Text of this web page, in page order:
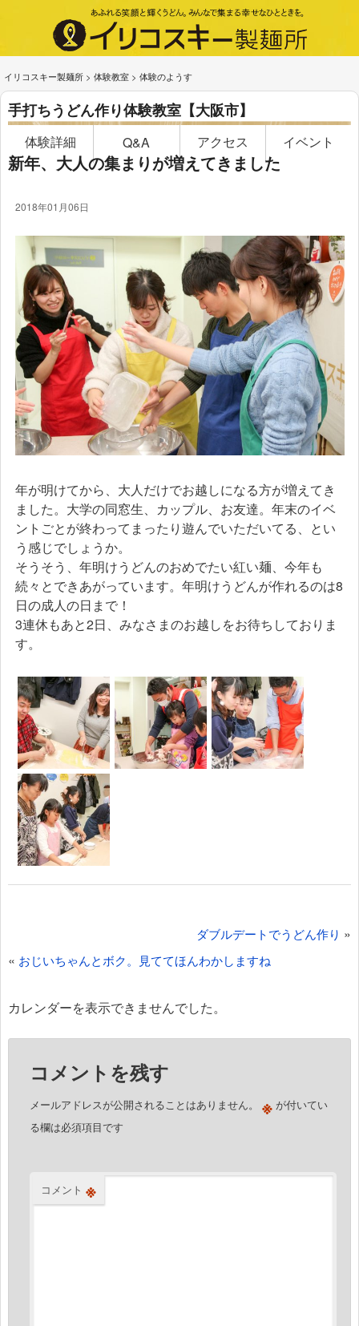
イリコスキー製麺所 > 体験教室 > 体験のようす
手打ちうどん作り体験教室【大阪市】
体験詳細 Q&A アクセス イベント
新年、大人の集まりが増えてきました
2018年01月06日
年が明けてから、大人だけでお越しになる方が増えてき
ました。大学の同窓生、カップル、お友達。年末のイベ
ントごとが終わってまったり遊んでいただいてる、とい
う感じでしょうか。
そうそう、年明けうどんのおめでたい紅い麺、今年も
続々とできあがっています。年明けうどんが作れるのは8
日の成人の日まで！
3連休もあと2日、みなさまのお越しをお待ちしておりま
す。
稿
ビ
ダブルデートでうどん作り »
« おじいちゃんとボク。見ててほんわかしますね
カレンダーを表示できませんでした。
コメントを残す
メールアドレスが公開されることはありません。 ※が付いてい
る欄は必須項目です
コメント ※